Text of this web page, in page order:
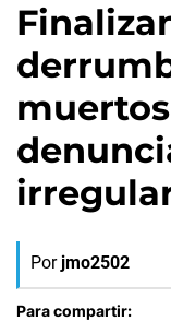
Por jmo2502
Para compartir: